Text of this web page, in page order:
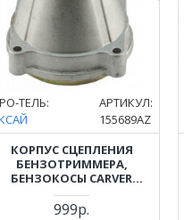
ТЕЛЬ:
АРТИКУЛ:
155689AZ
КОРПУС СЦЕПЛЕНИЯ
БЕНЗОТРИММЕРА,
БЕНЗОКОСЫ CARVER
(КАРВЕР) GBC-033, GBC-043,
GBC-052
999р.